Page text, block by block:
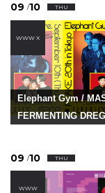
09 /10 THU
WWW X
Elephant Gym /
FERMENTING
09 /10 THU
WWW